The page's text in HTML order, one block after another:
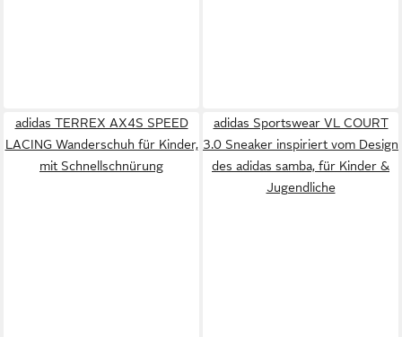
adidas TERREX AX4S SPEED
LACING Wanderschuh für Kinder,
mit Schnellschnürung
adidas Sportswear VL COURT
3.0 Sneaker inspiriert vom Design
des adidas samba, für Kinder &
Jugendliche